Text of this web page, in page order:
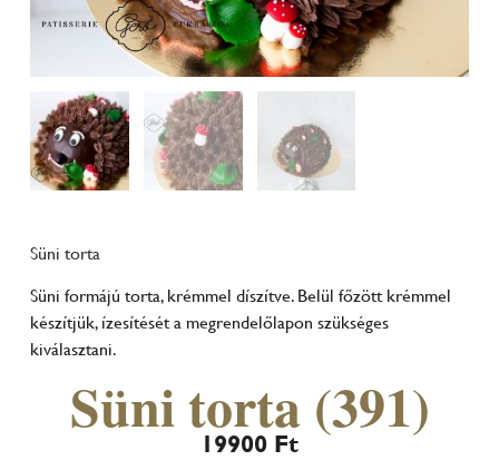
Süni torta (391)
19900 Ft
Süni torta
Süni formájú torta, krémmel díszítve. Belül főzött krémmel
készítjük, ízesítését a megrendelőlapon szükséges
kiválasztani.